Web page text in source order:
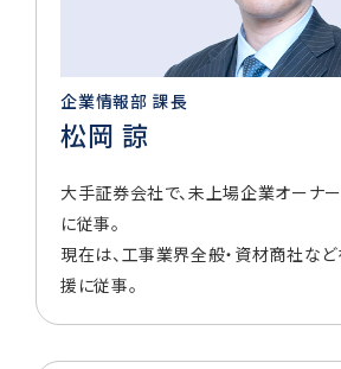
企業情報部 課長
松岡 諒
大手証券会社で、未上場企業オーナ
に従事。
現在は、工事業界全般・資材商社な
援に従事。